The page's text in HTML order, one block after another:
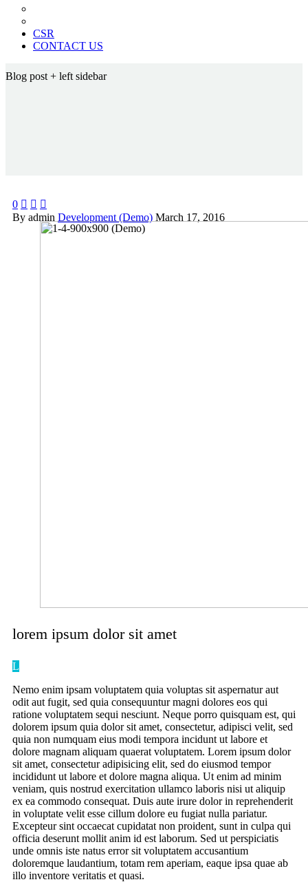
CSR
CONTACT US
Blog post + left sidebar
0   
By admin Development (Demo) March 17, 2016
lorem ipsum dolor sit amet
L
Nemo enim ipsam voluptatem quia voluptas sit aspernatur aut
odit aut fugit, sed quia consequuntur magni dolores eos qui
ratione voluptatem sequi nesciunt. Neque porro quisquam est, qui
dolorem ipsum quia dolor sit amet, consectetur, adipisci velit, sed
quia non numquam eius modi tempora incidunt ut labore et
dolore magnam aliquam quaerat voluptatem. Lorem ipsum dolor
sit amet, consectetur adipisicing elit, sed do eiusmod tempor
incididunt ut labore et dolore magna aliqua. Ut enim ad minim
veniam, quis nostrud exercitation ullamco laboris nisi ut aliquip
ex ea commodo consequat. Duis aute irure dolor in reprehenderit
in voluptate velit esse cillum dolore eu fugiat nulla pariatur.
Excepteur sint occaecat cupidatat non proident, sunt in culpa qui
officia deserunt mollit anim id est laborum. Sed ut perspiciatis
unde omnis iste natus error sit voluptatem accusantium
doloremque laudantium, totam rem aperiam, eaque ipsa quae ab
illo inventore veritatis et quasi.